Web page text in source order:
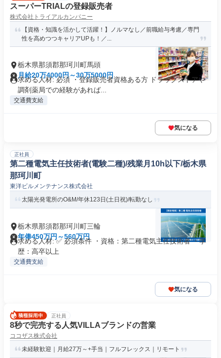
スーパーTRIALの登録販売者
株式会社トライアルカンパニー
【資格・知識を活かして活躍！】ノルマなし／前職給与考慮／専⾨
性を⾼めつつキャリアUPも！／...
栃木県那須郡那珂川町馬頭
月給20万4000円～30万5000円
求める人材: 必須 ・登録販売者資格ある方 ドラッグストアや
調剤薬局での経験があれば...
交通費支給
気になる
正社員
第二種電気主任技術者(電験二種)/残業月10h以下/栃木県
那珂川町
東洋ビルメンテナンス株式会社
太陽光発電所のO&M/年休123日(土日祝)/転勤なし
栃木県那須郡那珂川町三輪
年俸450万円～560万円
求める人材: ✅ 必須条件 ・資格：第二種電気主任技術者 ・学
歴：高卒以上
交通費支給
気になる
正社員
8秒で完売する人気VILLAブランドの営業
ココザス株式会社
未経験歓迎｜月給27万～+手当｜フルフレックス｜リモート